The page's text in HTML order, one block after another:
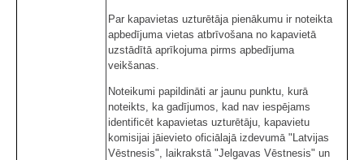
Par kapavietas uzturētāja pienākumu ir noteikta
apbedījuma vietas atbrīvošana no kapavietā
uzstādītā aprīkojuma pirms apbedījuma
veikšanas.
Noteikumi papildināti ar jaunu punktu, kurā
noteikts, ka gadījumos, kad nav iespējams
identificēt kapavietas uzturētāju, kapavietu
komisijai jāievieto oficiālajā izdevumā "Latvijas
Vēstnesis", laikrakstā "Jelgavas Vēstnesis" un